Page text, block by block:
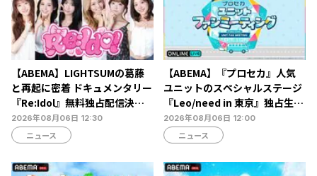
【ABEMA】LIGHTSUMの葛藤
と再起に密着 ドキュメンタリー
『Re:Idol』無料独占配信決
定…デビュー6年目の壁と2年間
の空白期に迫る
2026年08月06日 12:30
ニュース
【ABEMA】『プロセカ』人気
ユニットのスペシャルステージ
『Leo/need in 東京』独占生放
送決定…ショートライブや生ア
フレコも
2026年08月06日 12:00
ニュース